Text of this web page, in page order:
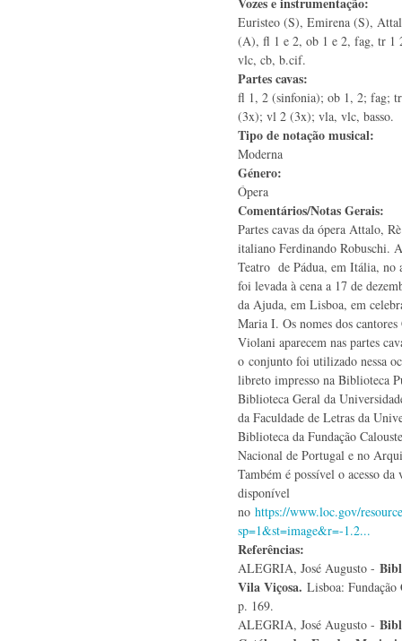
Euristeo (S), Emirena (S),
(A), fl 1 e 2, ob 1 e 2, fag, tr
vlc, cb, b.cif.
Partes cavas:
fl 1, 2 (sinfonia); ob 1, 2; fag;
(3x); vl 2 (3x); vla, vlc, basso.
Tipo de notação musical:
Moderna
Género:
Ópera
Comentários/Notas Gerais:
Partes cavas da ópera Attalo,
italiano Ferdinando Robuschi.
Teatro de Pádua, em Itália, no
foi levada à cena a 17 de
da Ajuda, em Lisboa, em
Maria I. Os nomes dos
Violani aparecem nas partes
o conjunto foi utilizado nessa
libreto impresso na Biblioteca
Biblioteca Geral da
da Faculdade de Letras da
Biblioteca da Fundação
Nacional de Portugal e no
Também é possível o acesso
disponível
no https://www.loc.gov/
sp=1&st=image&r=-1.2...
Referências:
ALEGRIA, José Augusto -
Vila Viçosa. Lisboa:
p. 169.
ALEGRIA, José Augusto -